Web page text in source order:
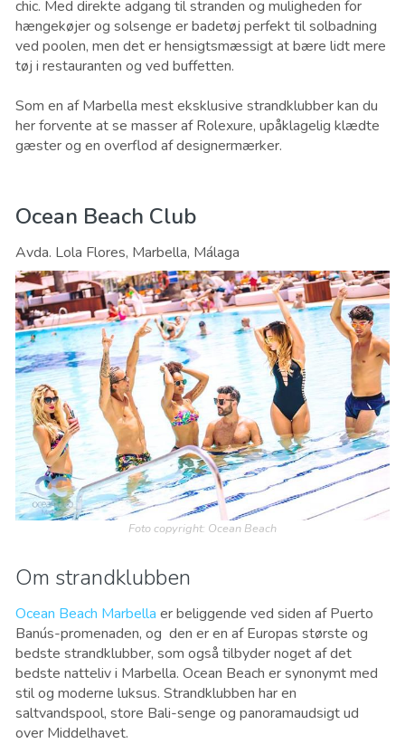
chic. Med direkte adgang til stranden og muligheden for
hængekøjer og solsenge er badetøj perfekt til solbadning
ved poolen, men det er hensigtsmæssigt at bære lidt mere
tøj i restauranten og ved buffetten.
Som en af Marbella mest eksklusive strandklubber kan du
her forvente at se masser af Rolexure, upåklagelig klædte
gæster og en overflod af designermærker.
Ocean Beach Club
Avda. Lola Flores, Marbella, Málaga
Foto copyright: Ocean Beach
Om strandklubben
Ocean Beach Marbella er beliggende ved siden af ​​Puerto
Banús-promenaden, og den er en af ​​Europas største og
bedste strandklubber, som også tilbyder noget af det
bedste natteliv i Marbella. Ocean Beach er synonymt med
stil og moderne luksus. Strandklubben har en
saltvandspool, store Bali-senge og panoramaudsigt ud
over Middelhavet.